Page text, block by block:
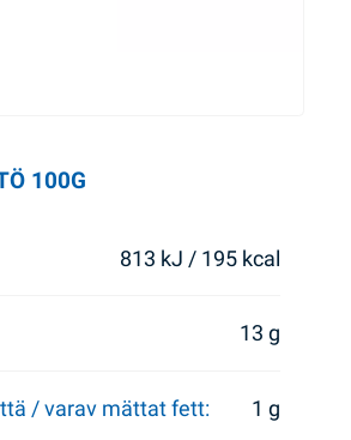
100G
813 kJ / 195 kcal
13 g
/ varav mättat fett: 1 g